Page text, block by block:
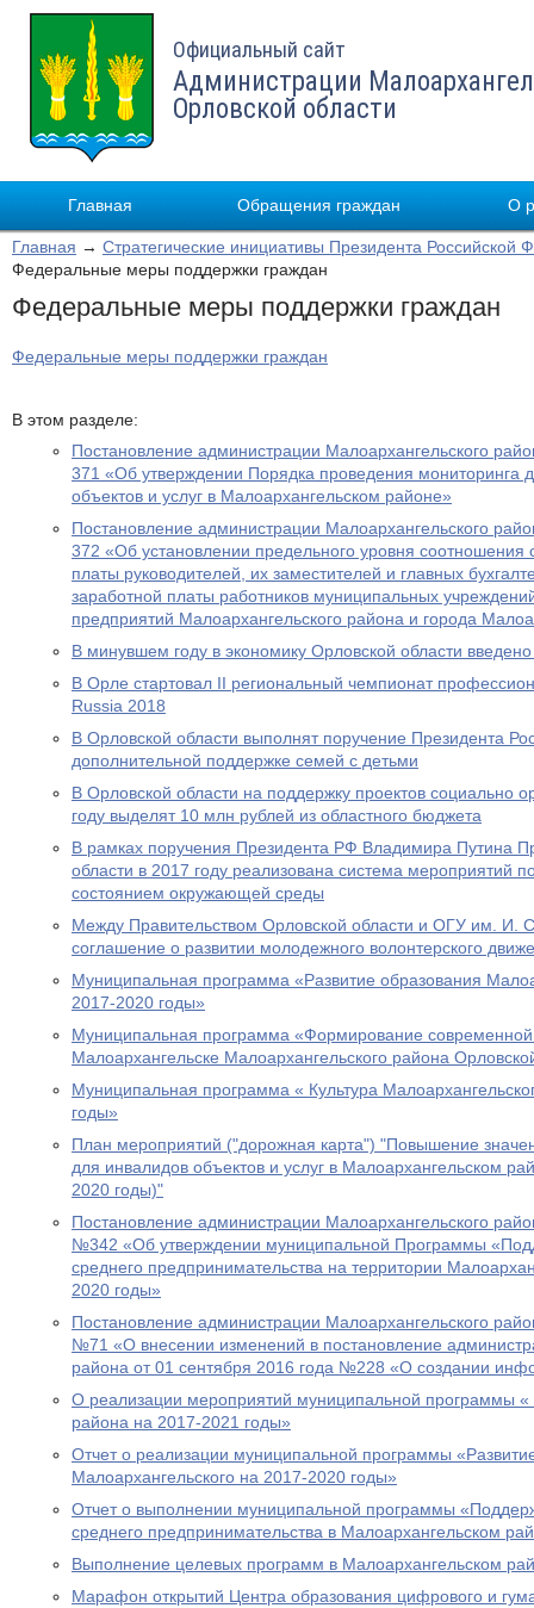
Официальный сайт
Администрации
Орловской области
Главная Обращения граждан О
Главная → Стратегические инициативы Президента Российской
Федеральные меры поддержки граждан
Федеральные меры поддержки граждан
Федеральные меры поддержки граждан
В этом разделе:
Постановление администрации Малоархангельского
371 «Об утверждении Порядка проведения мониторинга
объектов и услуг в Малоархангельском районе»
Постановление администрации Малоархангельского
372 «Об установлении предельного уровня соотношения
платы руководителей, их заместителей и главных
заработной платы работников муниципальных
предприятий Малоархангельского района и города
В минувшем году в экономику Орловской области
В Орле стартовал II региональный чемпионат
Russia 2018
В Орловской области выполнят поручение Президента
дополнительной поддержке семей с детьми
В Орловской области на поддержку проектов социально
году выделят 10 млн рублей из областного бюджета
В рамках поручения Президента РФ Владимира Путина
области в 2017 году реализована система мероприятий
состоянием окружающей среды
Между Правительством Орловской области и ОГУ им. И.
соглашение о развитии молодежного волонтерского
Муниципальная программа «Развитие образования
2017-2020 годы»
Муниципальная программа «Формирование современной
Малоархангельске Малоархангельского района
Муниципальная программа « Культура
годы»
План мероприятий ("дорожная карта") "Повышение
для инвалидов объектов и услуг в Малоархангельском
2020 годы)"
Постановление администрации Малоархангельского
№342 «Об утверждении муниципальной Программы
среднего предпринимательства на территории
2020 годы»
Постановление администрации Малоархангельского
№71 «О внесении изменений в постановление
района от 01 сентября 2016 года №228 «О создании
О реализации мероприятий муниципальной программы «
района на 2017-2021 годы»
Отчет о реализации муниципальной программы
Малоархангельского на 2017-2020 годы»
Отчет о выполнении муниципальной программы
среднего предпринимательства в Малоархангельском
Выполнение целевых программ в Малоархангельском
Марафон открытий Центра образования цифрового и